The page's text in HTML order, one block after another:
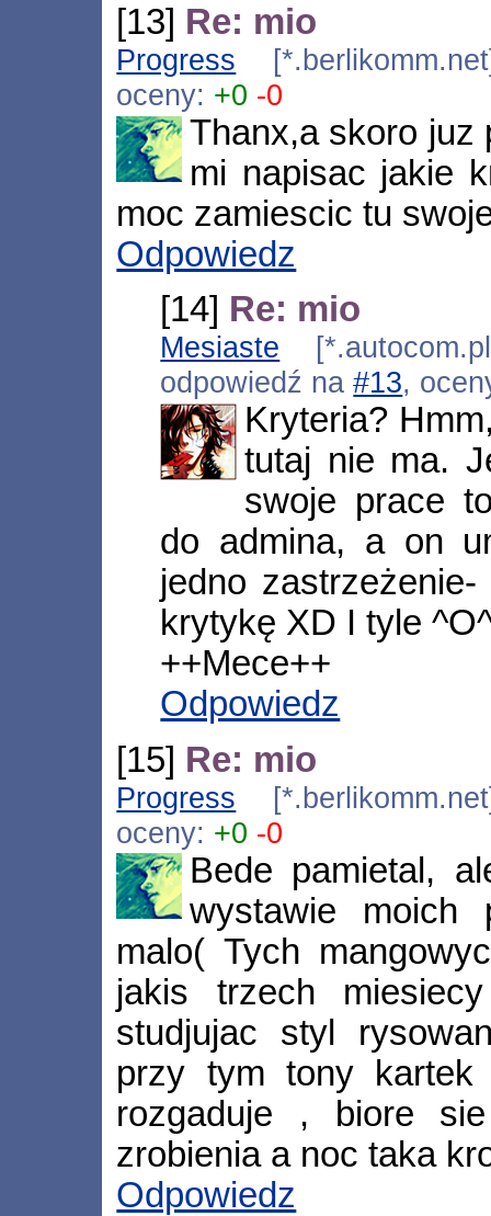
[13] Re: mio
Progress
oceny: +0 -0
Thanx,a skoro juz
mi napisac jakie
moc zamiescic tu
Odpowiedz
[14] Re: mio
Mesiaste
odpowiedź na#13,
Kryteria?
tutaj nie ma.
swoje prace
do admina, a on
jedno
krytykę XD I tyle
++Mece++
Odpowiedz
[15] Re: mio
Progress
oceny: +0 -0
Bede pamietal,
wystawie
malo( Tych
jakis trzech
studjujac styl
przy tym tony
rozgaduje , biore
zrobienia a noc taka
Odpowiedz